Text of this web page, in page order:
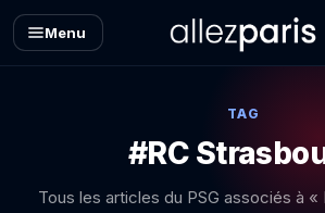
Menu
TAG
#RC
Tous les articles du PSG associés à «